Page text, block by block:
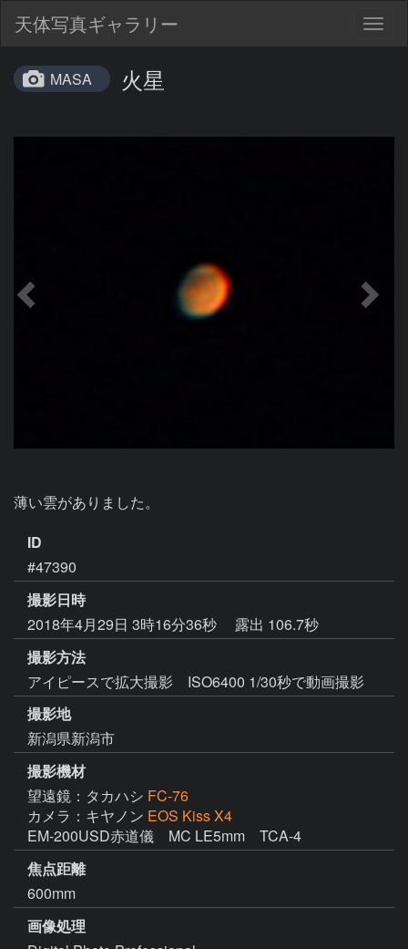
天体写真ギャラリー
MASA 火星
薄い雲がありました。
ID
#47390
撮影日時
2018年4月29日 3時16分36秒
露出 106.7秒
撮影方法
アイピースで拡大撮影 ISO6400 1/30秒で動画撮影
撮影地
新潟県新潟市
撮影機材
望遠鏡：タカハシ FC-76
カメラ：キヤノン EOS Kiss X4
EM-200USD赤道儀　MC LE5mm　TCA-4
焦点距離
600mm
画像処理